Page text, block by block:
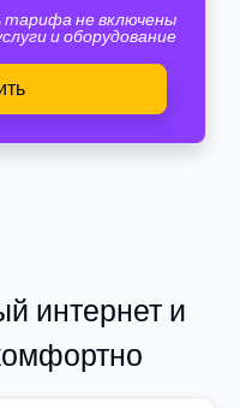
не включены
и оборудование
интернет и